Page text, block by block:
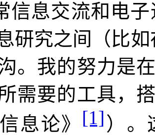
信息交流和电
研究之间（比如
。我的努力是
需要的工具，
息论》 [1] ）。